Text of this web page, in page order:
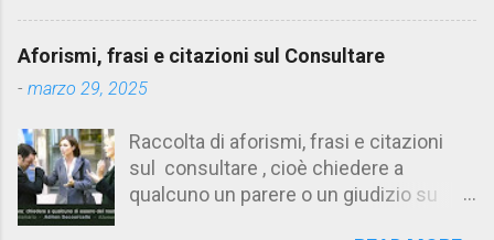
cornuto pretenzioso: colui che ritiene
sua moglie tanto fortunata, per averlo
ammettere l'idea del tradimento. Ciò lo
rende un marito assai comodo.
(Charles Fourier) Elenco analitico dei
Aforismi, frasi e citazioni sul Consultare
- marzo 29, 2025
Raccolta di aforismi, frasi e citazioni
sul consultare , cioè chiedere a
qualcuno un parere o un giudizio su